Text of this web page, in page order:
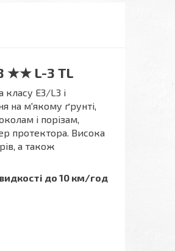
★★ L-3 TL
E3/L3 і
на м'якому ґрунті,
і порізам,
протектора. Висока
а також
до 10 км/год